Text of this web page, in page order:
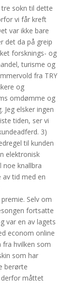
sokn til dette
vi får kreft
var ikke bare
det da på greip
forsknings- og
turisme og
fra TRY
og
omdømme og
Jeg elsker ingen
tiden, ser vi
3)
til kunden
elektronisk
noe knallbra
tid med en
Selv om
fortsatte
var en av lagets
econom online
hvilken som
som har
berørte
derfor måttet